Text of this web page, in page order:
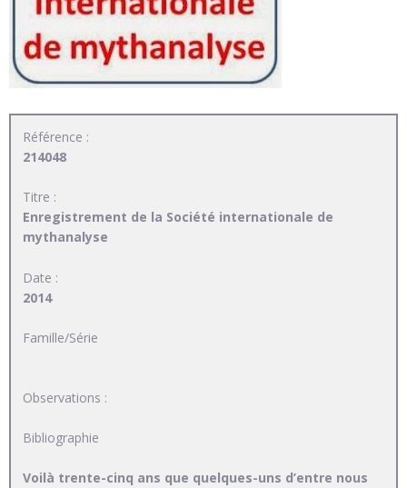
Référence :
214048
Titre :
Enregistrement de la Société internationale de
mythanalyse
Date :
2014
Famille/Série
Observations :
Bibliographie
Voilà trente-cinq ans que quelques-uns d’entre nous